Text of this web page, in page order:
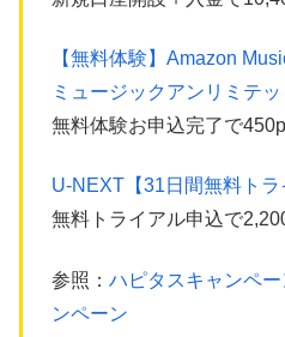
【無料体験】Amazon
ミュージックアンリミテッ
無料体験お申込完了で
U-NEXT【31日間無料トラ
無料トライアル申込で
参照： ハピタスキャンペ
ンペーン